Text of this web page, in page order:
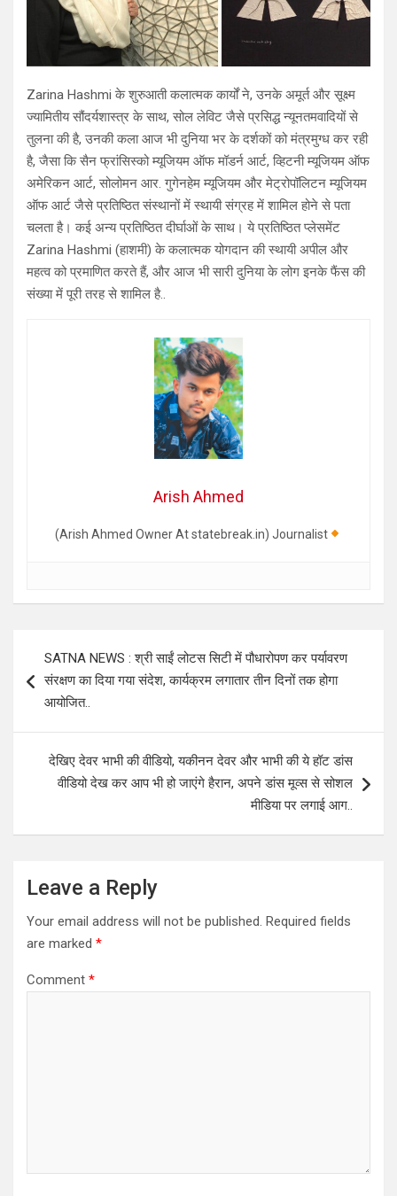
Zarina Hashmi के शुरुआती कलात्मक कार्यों ने, उनके अमूर्त और सूक्ष्म
ज्यामितीय सौंदर्यशास्त्र के साथ, सोल लेविट जैसे प्रसिद्ध न्यूनतमवादियों से
तुलना की है, उनकी कला आज भी दुनिया भर के दर्शकों को मंत्रमुग्ध कर रही
है, जैसा कि सैन फ्रांसिस्को म्यूजियम ऑफ मॉडर्न आर्ट, व्हिटनी म्यूजियम ऑफ
अमेरिकन आर्ट, सोलोमन आर. गुगेनहेम म्यूजियम और मेट्रोपॉलिटन म्यूजियम
ऑफ आर्ट जैसे प्रतिष्ठित संस्थानों में स्थायी संग्रह में शामिल होने से पता
चलता है। कई अन्य प्रतिष्ठित दीर्घाओं के साथ। ये प्रतिष्ठित प्लेसमेंट
Zarina Hashmi (हाशमी) के कलात्मक योगदान की स्थायी अपील और
महत्व को प्रमाणित करते हैं, और आज भी सारी दुनिया के लोग इनके फैंस की
संख्या में पूरी तरह से शामिल है..
Arish Ahmed
(Arish Ahmed Owner At statebreak.in) Journalist
navigation
SATNA NEWS : श्री साईं लोटस सिटी में पौधारोपण कर पर्यावरण
संरक्षण का दिया गया संदेश, कार्यक्रम लगातार तीन दिनों तक होगा
आयोजित..
देखिए देवर भाभी की वीडियो, यकीनन देवर और भाभी की ये हॉट डांस
वीडियो देख कर आप भी हो जाएंगे हैरान, अपने डांस मूव्स से सोशल
मीडिया पर लगाई आग..
Leave a Reply
Your email address will not be published. Required fields
are marked *
Comment *